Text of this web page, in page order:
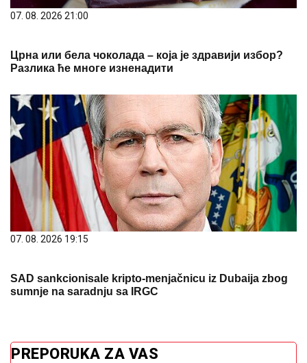
07. 08. 2026 21:00
Црна или бела чоколада – која је здравији избор?
Разлика ће многе изненадити
07. 08. 2026 19:15
SAD sankcionisale kripto-menjačnicu iz Dubaija zbog
sumnje na saradnju sa IRGC
PREPORUKA ZA VAS